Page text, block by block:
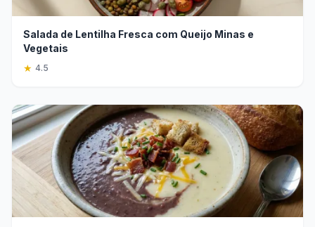
Salada de Lentilha Fresca com Queijo Minas e
Vegetais
★ 4.5